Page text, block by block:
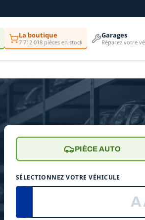
La boutique
7 712 018 pièces en stock
Garages
Réparez votre
PIÈCE AUTO
SÉLECTIONNEZ VOTRE VÉHICULE